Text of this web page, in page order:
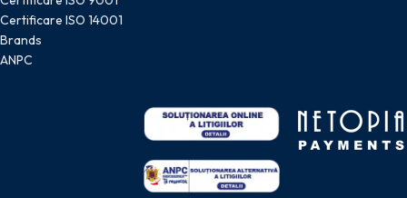
Certificare ISO 14001
Brands
ANPC